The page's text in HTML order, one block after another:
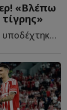
«Βλέπω
Με τον δικό του ξεχωριστό τρόπο υποδέχτηκε ο ιδιοκτήτης τ...